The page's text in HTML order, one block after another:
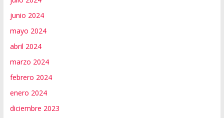
junio 2024
mayo 2024
abril 2024
marzo 2024
febrero 2024
enero 2024
diciembre 2023